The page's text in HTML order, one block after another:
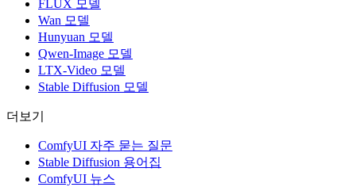
FLUX 모델
Wan 모델
Hunyuan 모델
Qwen-Image 모델
LTX-Video 모델
Stable Diffusion 모델
더보기
ComfyUI 자주 묻는 질문
Stable Diffusion 용어집
ComfyUI 뉴스